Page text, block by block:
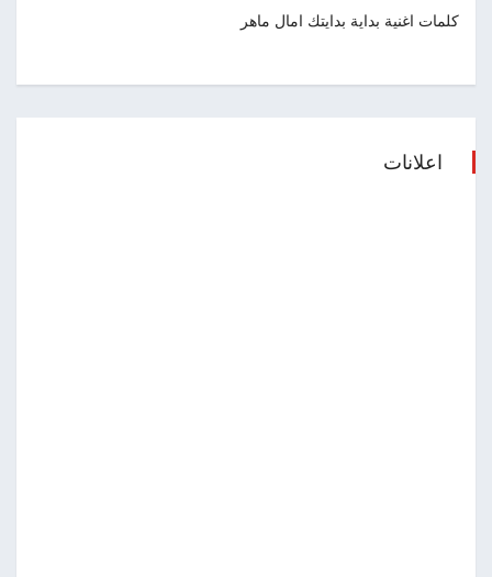
كلمات اغنية بداية بدايتك امال ماهر
اعلانات